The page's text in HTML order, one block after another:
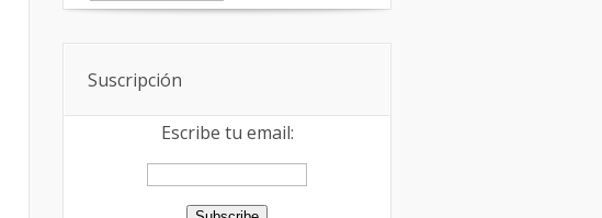
Suscripción
Escribe tu email: